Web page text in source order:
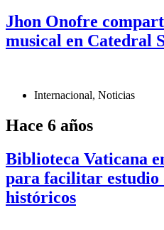
Jhon Onofre
musical en Catedral
Internacional, Noticias
Hace 6 años
Biblioteca Vaticana
para facilitar estudio
históricos